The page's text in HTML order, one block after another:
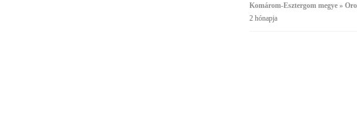
Komárom-Esztergom megye »
2 hónapja